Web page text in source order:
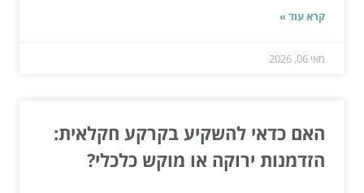
קרא עוד »
מאי 06, 2026
האם כדאי להשקיע בקרקע חקלאית:
הזדמנות ירוקה או מוקש כלכלי?